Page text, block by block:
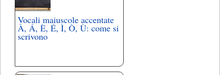
Vocali maiuscole accentate
À, Á, È, É, Ì, Ò, Ù: come si
scrivono